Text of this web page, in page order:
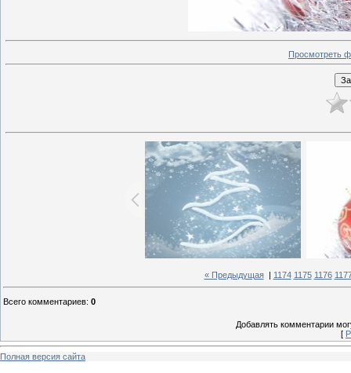
Просмотреть
« Предыдущая| 1174 1175 1176
Всего комментариев: 0
Добавлять комментарии
[
Полная версия сайта